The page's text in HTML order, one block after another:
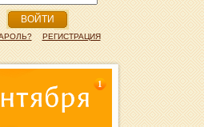
ВОЙТИ
РЕГИСТРАЦИЯ
1